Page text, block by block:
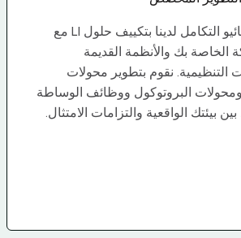
يقوم أخصائيو التكامل لدينا بتكييف حلول LI مع
الخاصة بك والأنظمة القديمة
التنظيمية. نقوم بتطوير محولات
البروتوكول ووظائف الوساطة
بيئتك الواقعية والتزامات الامتثال.